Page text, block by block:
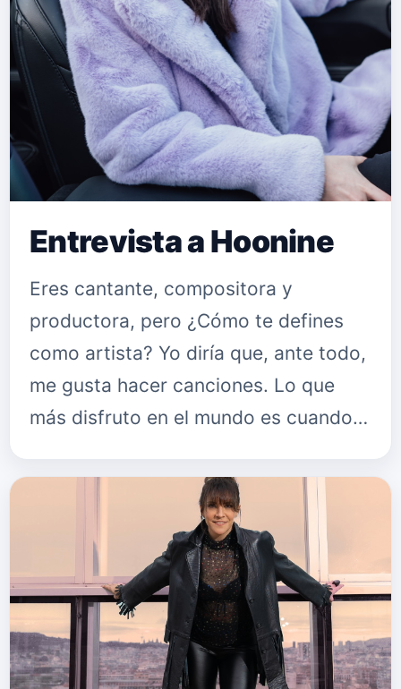
hermano el menor me dijo estaba
escribiendo una canción, y yo le dije
que me la enseñara, así que la leí la
letra y tenía su rollito y le hablé a Jo…
Entrevista a Hoonine
Eres cantante, compositora y
productora, pero ¿Cómo te defines
como artista? Yo diría que, ante todo,
me gusta hacer canciones. Lo que
más disfruto en el mundo es cuando
melodías, ver las canciones como